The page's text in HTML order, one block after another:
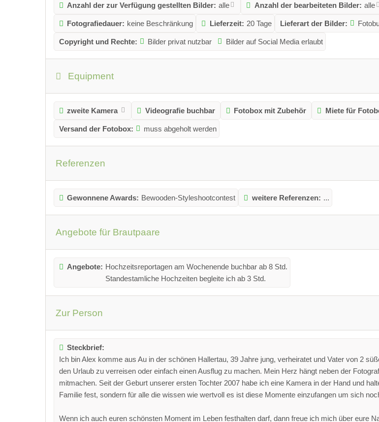
Anzahl der zur Verfügung gestellten Bilder: alle Anzahl der bearbeiteten Bilder: alle
Fotografiedauer: keine Beschränkung Lieferzeit: 20 Tage Lieferart der Bilder:
Copyright und Rechte: Bilder privat nutzbar Bilder auf Social Media erlaubt
Equipment
zweite Kamera Videografie buchbar Fotobox mit Zubehör Miete für
Versand der Fotobox: muss abgeholt werden
Referenzen
Gewonnene Awards: Bewooden-Styleshootcontest weitere Referenzen: ...
Angebote für Brautpaare
Angebote: Hochzeitsreportagen am Wochenende buchbar ab 8 Std.
Standestamliche Hochzeiten begleite ich ab 3 Std.
Zur Person
Steckbrief:
Ich bin Alex komme aus Au in der schönen Hallertau, 39 Jahre jung, verheiratet und Vater von 2
den Urlaub zu verreisen oder einfach einen Ausflug zu machen. Mein Herz hängt neben der
mitmachen. Seit der Geburt unserer ersten Tochter 2007 habe ich eine Kamera in der Hand und
Familie fest, sondern für alle die wissen wie wertvoll es ist diese Momente einzufangen um sich
Wenn ich auch euren schönsten Moment im Leben festhalten darf, dann freue ich mich über eure